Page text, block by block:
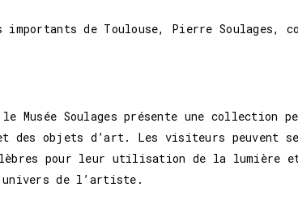
de Toulouse, Pierre Soulages,
Soulages présente une collection
des objets d’art. Les visiteurs peuvent
pour leur utilisation de la lumière et
de l’artiste.